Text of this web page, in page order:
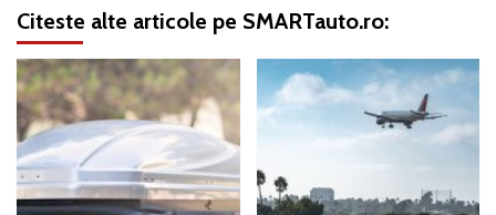
Citeste alte articole pe SMARTauto.ro: